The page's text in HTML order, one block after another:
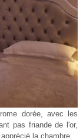
dorée, avec les
pas friande de l'or,
la chambre.